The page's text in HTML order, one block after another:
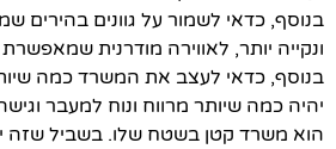
בנוסף, כדאי לשמור על גוונים בהירים
ונקייה יותר, לאווירה מודרנית
בנוסף, כדאי לעצב את המשרד כמה
יהיה כמה שיותר מרווח ונוח למעבר
הוא משרד קטן בשטח שלו. בשביל שזה